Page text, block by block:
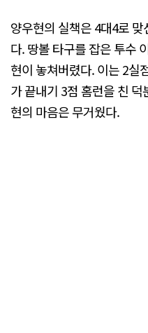
양우현의 실책은 4대4로
다. 땅볼 타구를 잡은 투수
현이 놓쳐버렸다. 이는 2실
가 끝내기 3점 홈런을 친
현의 마음은 무거웠다.